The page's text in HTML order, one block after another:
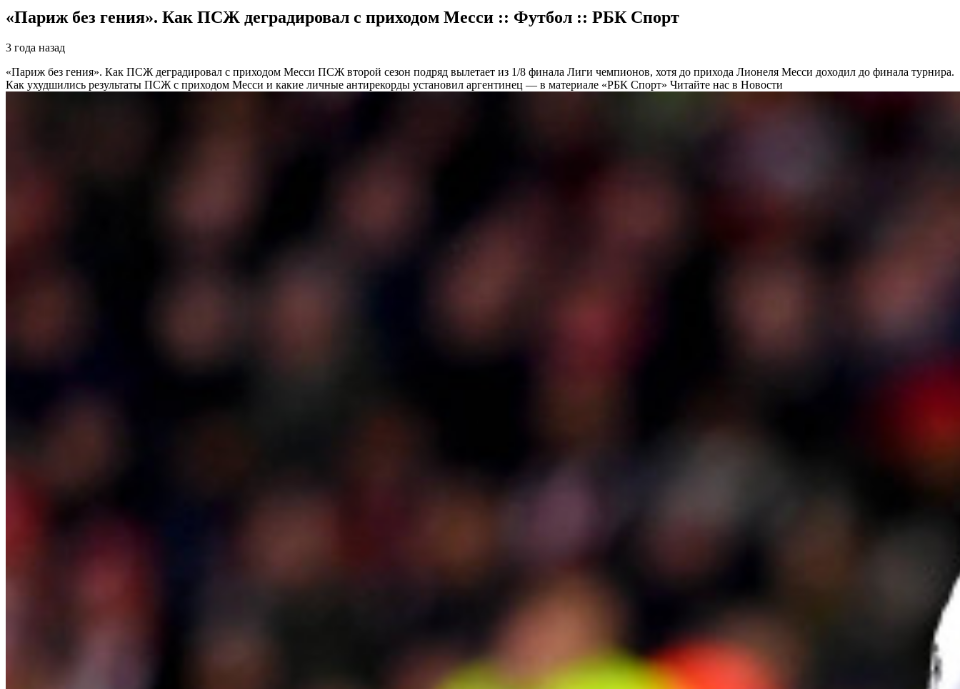
«Париж без гения». Как ПСЖ деградировал с приходом Месси :: Футбол :: РБК Спорт
3 года назад
«Париж без гения». Как ПСЖ деградировал с приходом Месси ПСЖ второй сезон подряд вылетает из 1/8 финала Лиги чемпионов, хотя до прихода Лионеля Месси доходил до финала турнира.
Как ухудшились результаты ПСЖ с приходом Месси и какие личные антирекорды установил аргентинец — в материале «РБК Спорт» Читайте нас в Новости